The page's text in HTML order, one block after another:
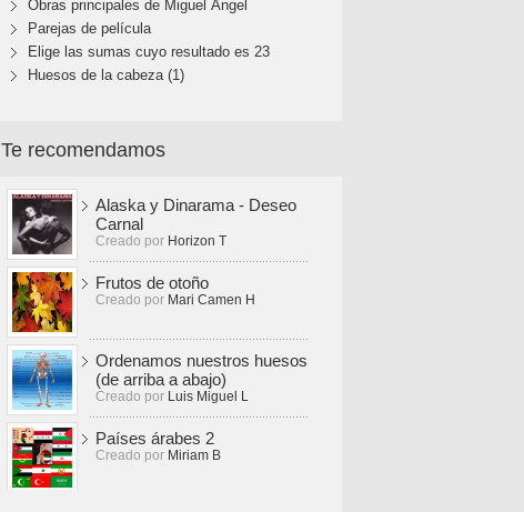
Obras principales de Miguel Ángel
Parejas de película
Elige las sumas cuyo resultado es 23
Huesos de la cabeza (1)
Te recomendamos
Alaska y Dinarama - Deseo
Carnal
Creado por Horizon T
Frutos de otoño
Creado por Mari Camen H
Ordenamos nuestros huesos
(de arriba a abajo)
Creado por Luis Miguel L
Países árabes 2
Creado por Miriam B